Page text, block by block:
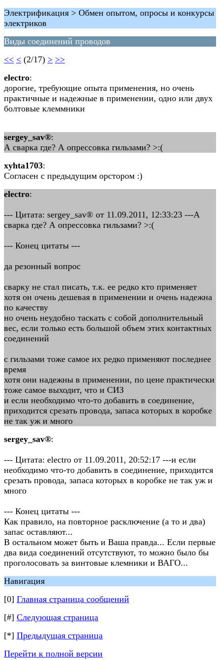
Электрификация > Обмен опытом, опросы и конкурсы
электриков
Виды соединений проводов
<< < (2/17) > >>
electro:
дорогие, требующие опыта применения, но очень
практичные и надежные в применении, одно или двух
болтовые клеммники
sergey_sav®:
А сварка где? А опрессовка гильзами? >:(
xyhta1703:
Согласен с предыдущим орстором :)
electro:
--- Цитата: sergey_sav® от 11.09.2011, 12:33:23 ---А
сварка где? А опрессовка гильзами? >:(
--- Конец цитаты ---
да резонный вопрос
сварку не стал писать, т.к. ее редко кто применяет
хотя он очень дешевая в применении и очень надежна
по качеству
но очень неудобно таскать с собой дополнительный
вес, если только есть большой объем этих контактных
соединений
с гильзами тоже самое их редко применяют последнее
время
хотя они надежны в применении, по цене практически
тоже самое выходит, что и СИЗ
и если необходимо что-то добавить в соединение,
приходится срезать провода, запаса которых в коробке
не так уж и много
sergey_sav®:
--- Цитата: electro от 11.09.2011, 20:52:17 ---и если
необходимо что-то добавить в соединение, приходится
срезать провода, запаса которых в коробке не так уж и
много
--- Конец цитаты ---
Как правило, на повторное расключение (а то и два)
запас оставляют...
В остальном может быть и Ваша правда... Если первые
два вида соединений отсутствуют, то можно было бы
проголосовать за винтовые клемники и ВАГО...
Навигация
[0] Главная страница сообщений
[#] Следующая страница
[*] Предыдущая страница
Перейти к полной версии